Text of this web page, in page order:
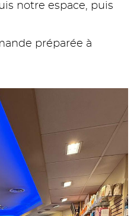
notre espace, puis
préparée à